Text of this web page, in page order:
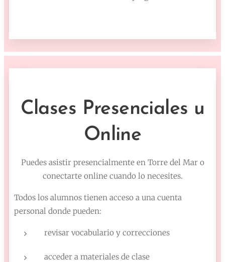
Clases Presenciales u
Online
Puedes asistir presencialmente en Torre del Mar o
conectarte online cuando lo necesites.
Todos los alumnos tienen acceso a una cuenta
personal donde pueden:
revisar vocabulario y correcciones
acceder a materiales de clase